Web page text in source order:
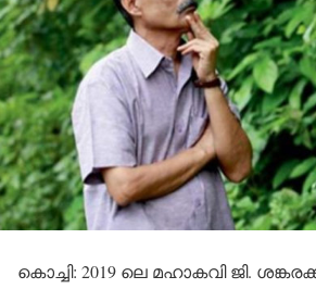
കൊച്ചി: 2019 ലെ മഹാകവി ജി.